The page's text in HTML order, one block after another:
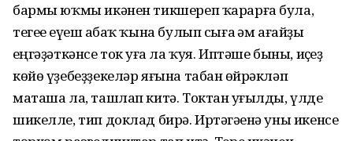
бармы юҡмы икәнен тикшереп ҡарарға була,
тегеһе еүеш һабаҡ ҡына булып сыға һәм ағайҙы
һеңгәҙәткәнсе ток һуға ла ҡуя. Иптәше быны, иҫһеҙ
көйө үҙебеҙҙекеләр яғына табан һөйрәкләп
маташа ла, ташлап китә. Токтан һуғылды, үлде
шикелле, тип доклад бирә. Иртәгәһенә уны икенсе